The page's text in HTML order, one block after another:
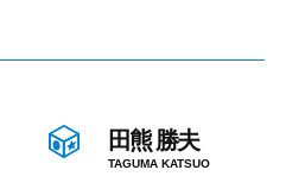
田熊 勝夫
TAGUMA KATSUO